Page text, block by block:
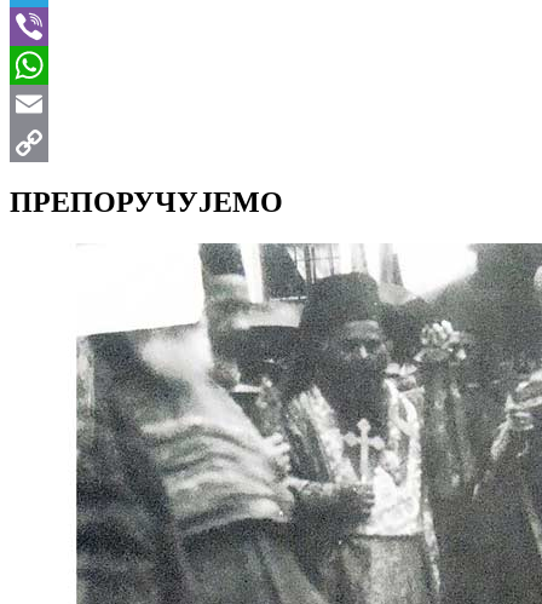
Telegram
Viber
WhatsApp
Email
ПРЕПОРУЧУЈЕМО